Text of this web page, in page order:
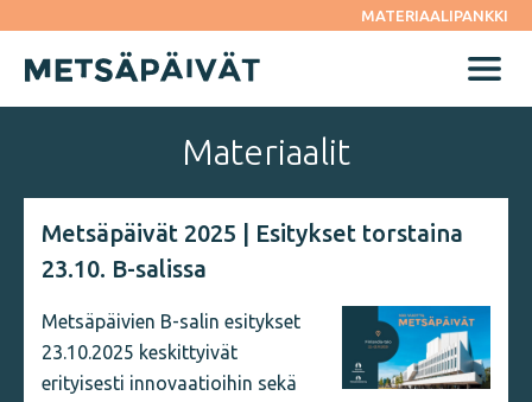
suoraan
MATERIAALIPANKKI
Menu
Materiaalit
Metsäpäivät 2025 | Esitykset torstaina
23.10. B-salissa
Metsäpäivien B-salin esitykset
23.10.2025 keskittyivät
erityisesti innovaatioihin sekä